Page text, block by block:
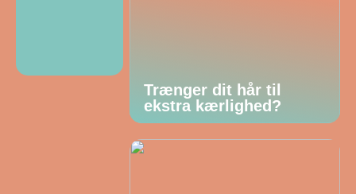
Trænger dit hår til
ekstra kærlighed?